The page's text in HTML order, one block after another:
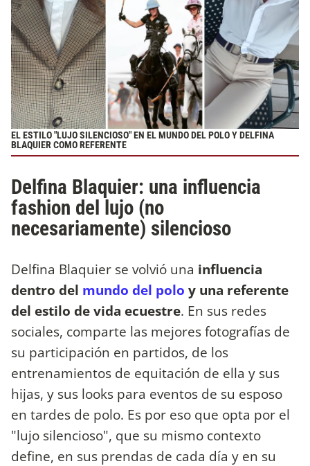
EL ESTILO "LUJO SILENCIOSO" EN EL MUNDO DEL POLO Y DELFINA
BLAQUIER COMO REFERENTE
Delfina Blaquier: una influencia
fashion del lujo (no
necesariamente) silencioso
Delfina Blaquier se volvió una influencia
dentro del mundo del polo y una referente
del estilo de vida ecuestre. En sus redes
sociales, comparte las mejores fotografías de
su participación en partidos, de los
entrenamientos de equitación de ella y sus
hijas, y sus looks para eventos de su esposo
en tardes de polo. Es por eso que opta por el
"lujo silencioso", que su mismo contexto
define, en sus prendas de cada día y en su